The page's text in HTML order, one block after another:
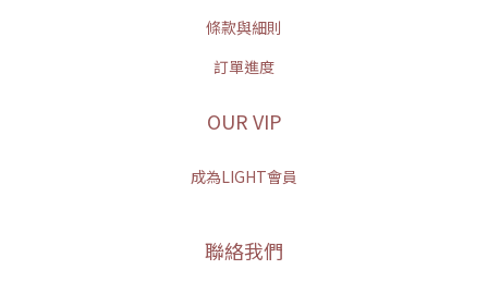
條款與細則
訂單進度
OUR VIP
成為LIGHT會員
聯絡我們